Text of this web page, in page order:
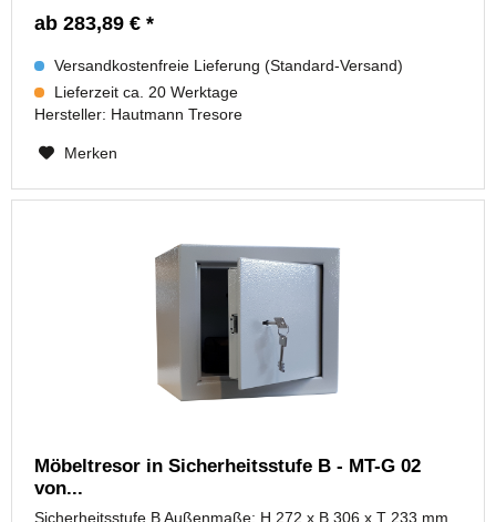
ab 283,89 € *
Versandkostenfreie Lieferung (Standard-Versand)
Lieferzeit ca. 20 Werktage
Hersteller: Hautmann Tresore
Merken
Möbeltresor in Sicherheitsstufe B - MT-G 02
von...
Sicherheitsstufe B Außenmaße: H 272 x B 306 x T 233 mm